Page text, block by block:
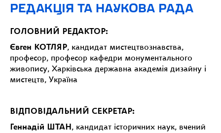
РЕДАКЦІЯ ТА НАУКОВА РАДА
ГОЛОВНИЙ РЕДАКТОР:
Євген КОТЛЯР, кандидат мистецтвознавства,
професор, професор кафедри монументального
живопису, Харківська державна академія дизайну і
мистецтв, Україна
ВІДПОВІДАЛЬНИЙ СЕКРЕТАР:
Геннадій ШТАН , кандидат історичних наук, вчений